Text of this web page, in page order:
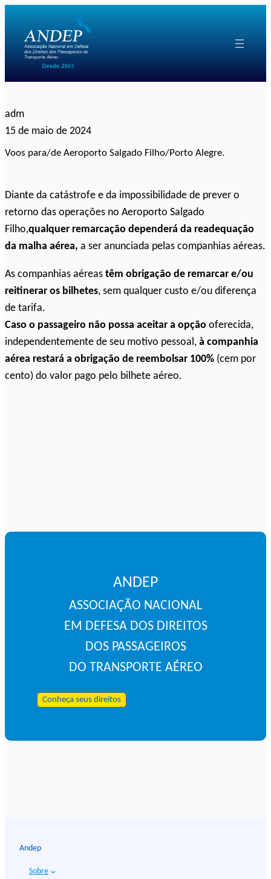
conteúdo
adm
15 de maio de 2024
Voos para/de Aeroporto Salgado Filho/Porto Alegre.
Diante da catástrofe e da impossibilidade de prever o
retorno das operações no Aeroporto Salgado
Filho,qualquer remarcação dependerá da readequação
da malha aérea, a ser anunciada pelas companhias aéreas.
As companhias aéreas têm obrigação de remarcar e/ou
reitinerar os bilhetes, sem qualquer custo e/ou diferença
de tarifa.
Caso o passageiro não possa aceitar a opção oferecida,
independentemente de seu motivo pessoal, à companhia
aérea restará a obrigação de reembolsar 100% (cem por
cento) do valor pago pelo bilhete aéreo.
ANDEP
ASSOCIAÇÃO NACIONAL
EM DEFESA DOS DIREITOS
DOS PASSAGEIROS
DO TRANSPORTE AÉREO
Conheça seus direitos
Andep
Sobre